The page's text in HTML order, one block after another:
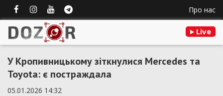
Про нас
Live
У Кропивницькому зіткнулися Mercedes та
Toyota: є постраждала
05.01.2026 14:32